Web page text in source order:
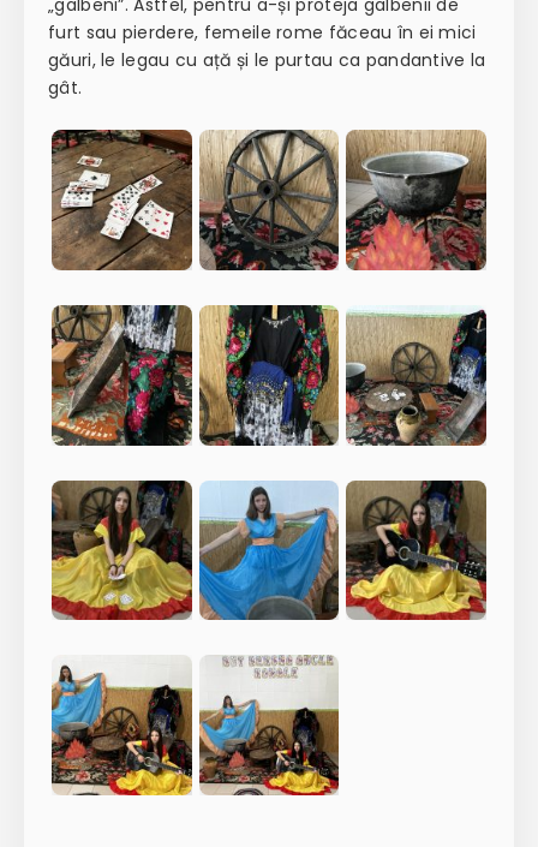
„galbeni”. Astfel, pentru a-și proteja galbenii de
furt sau pierdere, femeile rome făceau în ei mici
găuri, le legau cu ață și le purtau ca pandantive la
gât.